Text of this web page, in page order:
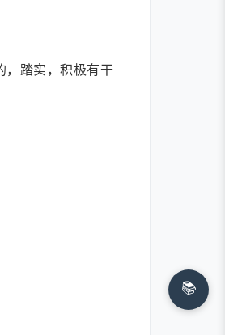
，踏实，积极有干
📚